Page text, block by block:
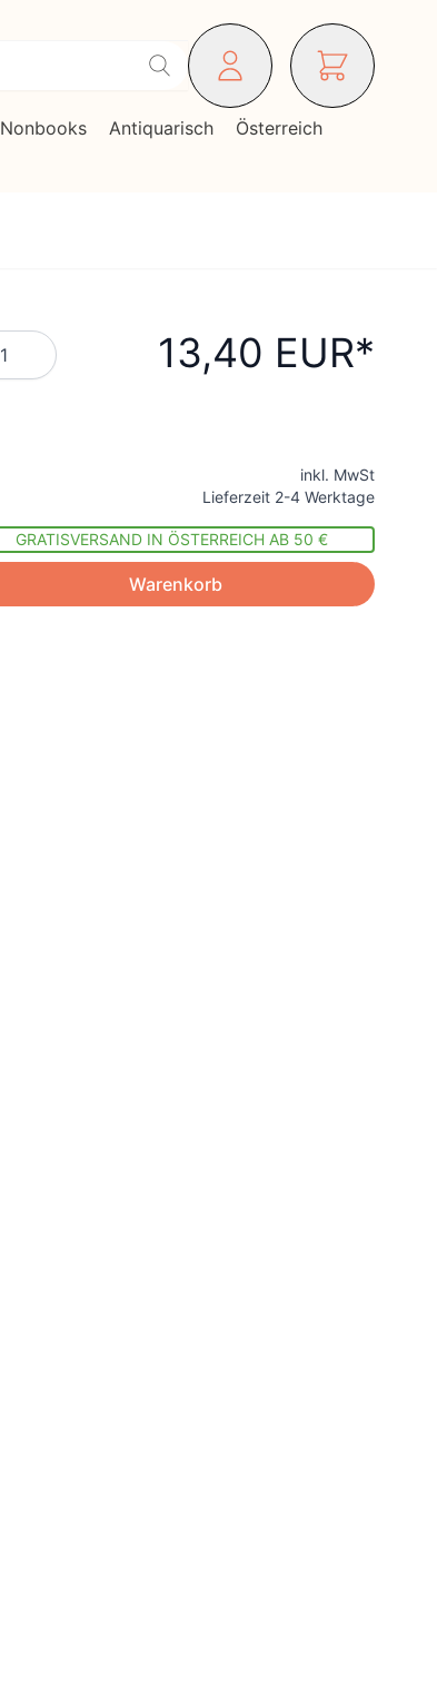
Nonbooks Antiquarisch
Österreich
13,40 EUR
inkl. MwSt
Lieferzeit 2-4 Werktage
GRATISVERSAND IN ÖSTERREICH AB 50 €
Warenkorb